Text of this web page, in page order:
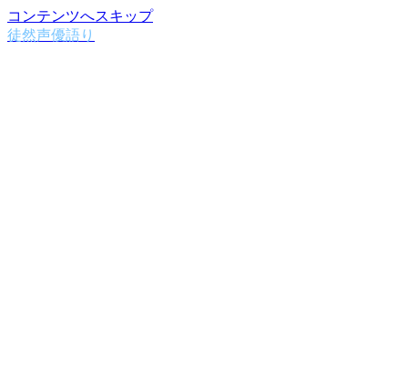
コンテンツへスキップ
徒然声優語り